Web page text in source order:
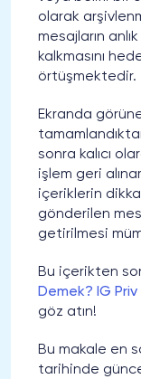
olarak
mesajların
kalkmasını
örtüşmektedir.
Ekranda
sonra kalıcı
işlem geri
içeriklerin
gönderilen
getirilmesi
Bu içerikten
Demek? IG Priv
göz atın!
Bu makale en
tarihinde